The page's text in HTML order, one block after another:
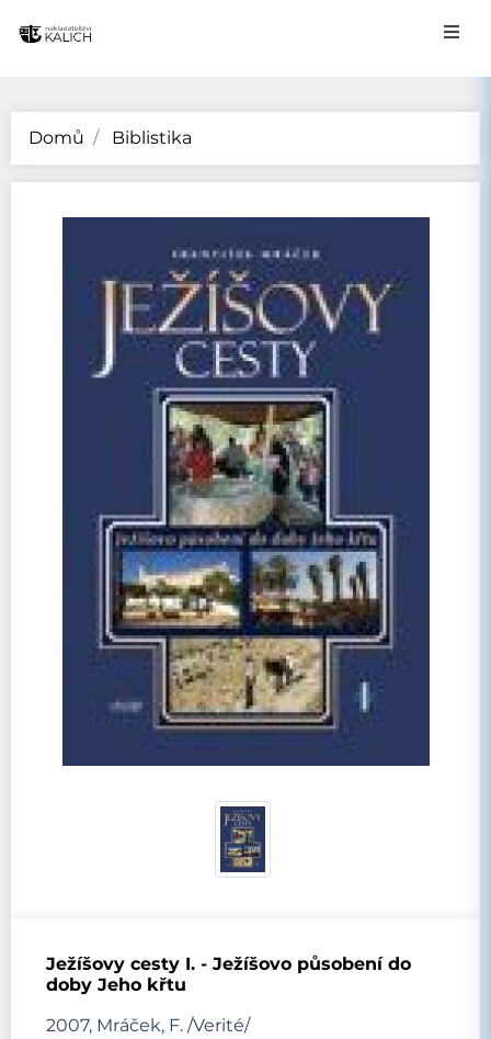
Domů Biblistika
Ježíšovy cesty I. - Ježíšovo působení do
doby Jeho křtu
2007, Mráček, F. /Verité/